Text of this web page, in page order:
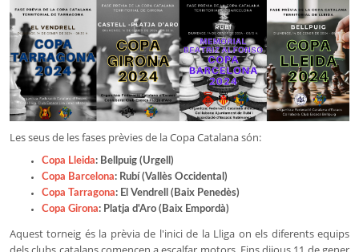
Les seus de les fases prèvies de la Copa Catalana són:
Copa Lleida: Bellpuig (Urgell)
Copa Barcelona: Rubí (Vallès Occidental)
Copa Tarragona: El Vendrell (Baix Penedès)
Copa Girona: Platja d'Aro (Baix Empordà)
Aquest torneig és la prèvia de l'inici de la Lliga on els diferents equips